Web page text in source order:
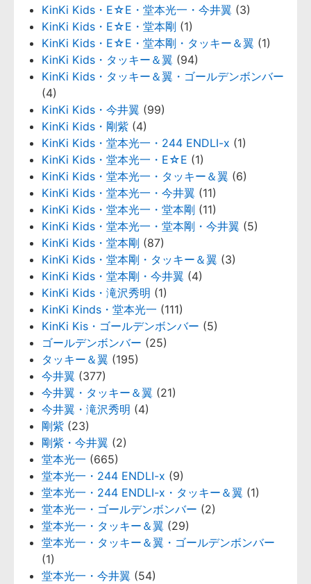
KinKi Kids・E☆E・堂本光一・今井翼 (3)
KinKi Kids・E☆E・堂本剛 (1)
KinKi Kids・E☆E・堂本剛・タッキー＆翼 (1)
KinKi Kids・タッキー＆翼 (94)
KinKi Kids・タッキー＆翼・ゴールデンボンバー
(4)
KinKi Kids・今井翼 (99)
KinKi Kids・剛紫 (4)
KinKi Kids・堂本光一・244 ENDLI-x (1)
KinKi Kids・堂本光一・E☆E (1)
KinKi Kids・堂本光一・タッキー＆翼 (6)
KinKi Kids・堂本光一・今井翼 (11)
KinKi Kids・堂本光一・堂本剛 (11)
KinKi Kids・堂本光一・堂本剛・今井翼 (5)
KinKi Kids・堂本剛 (87)
KinKi Kids・堂本剛・タッキー＆翼 (3)
KinKi Kids・堂本剛・今井翼 (4)
KinKi Kids・滝沢秀明 (1)
KinKi Kinds・堂本光一 (111)
KinKi Kis・ゴールデンボンバー (5)
ゴールデンボンバー (25)
タッキー＆翼 (195)
今井翼 (377)
今井翼・タッキー＆翼 (21)
今井翼・滝沢秀明 (4)
剛紫 (23)
剛紫・今井翼 (2)
堂本光一 (665)
堂本光一・244 ENDLI-x (9)
堂本光一・244 ENDLI-x・タッキー＆翼 (1)
堂本光一・ゴールデンボンバー (2)
堂本光一・タッキー＆翼 (29)
堂本光一・タッキー＆翼・ゴールデンボンバー
(1)
堂本光一・今井翼 (54)